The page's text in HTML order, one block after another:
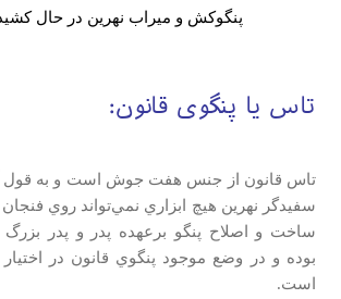
پنگوکش و میراب نهرین در حال
تاس یا پنگوی قانون:
تاس قانون از جنس هفت جوش است و به قول
سفيدگر نهرين هيچ ابزاري نمي‌تواند روي فنجان
ساخت و اصلاح پنگو برعهده پدر و پدر بزرگ
بوده و در وضع موجود پنگوي قانون در
است.